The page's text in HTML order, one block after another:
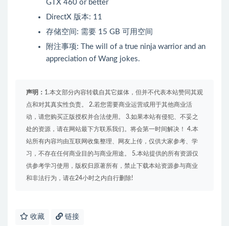
GTX 460 or better
DirectX 版本: 11
存储空间: 需要 15 GB 可用空间
附注事项: The will of a true ninja warrior and an
appreciation of Wang jokes.
声明： 1.本文部分内容转载自其它媒体，但并不代表本站赞同其观
点和对其真实性负责。 2.若您需要商业运营或用于其他商业活
动，请您购买正版授权并合法使用。 3.如果本站有侵犯、不妥之
处的资源，请在网站最下方联系我们。将会第一时间解决！ 4.本
站所有内容均由互联网收集整理、网友上传，仅供大家参考、学
习，不存在任何商业目的与商业用途。 5.本站提供的所有资源仅
供参考学习使用，版权归原著所有，禁止下载本站资源参与商业
和非法行为，请在24小时之内自行删除!
收藏 链接